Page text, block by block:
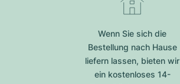
Wenn Sie sich die
Bestellung nach Hause
liefern lassen, bieten wir
ein kostenloses 14-